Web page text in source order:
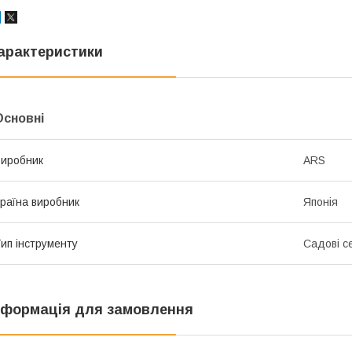
ARS
виробник Японія
інструменту Садові
для замовлення